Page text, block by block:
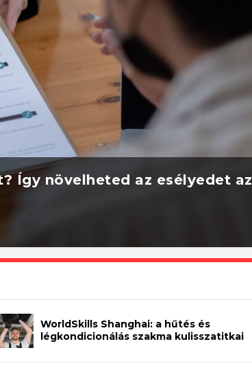
Így növelheted az esélyedet az
WorldSkills Shanghai: a hűtés és
légkondicionálás szakma kulisszatitkai